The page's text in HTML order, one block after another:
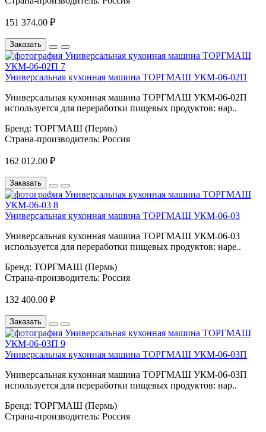
151 374.00 ₽
Заказать
Универсальная кухонная машина ТОРГМАШ УКМ-06-02П
Универсальная кухонная машина ТОРГМАШ УКМ-06-02П
используется для переработки пищевых продуктов: нар..
Бренд: ТОРГМАШ (Пермь)
Страна-производитель: Россия
162 012.00 ₽
Заказать
Универсальная кухонная машина ТОРГМАШ УКМ-06-03
Универсальная кухонная машина ТОРГМАШ УКМ-06-03
используется для переработки пищевых продуктов: наре..
Бренд: ТОРГМАШ (Пермь)
Страна-производитель: Россия
132 400.00 ₽
Заказать
Универсальная кухонная машина ТОРГМАШ УКМ-06-03П
Универсальная кухонная машина ТОРГМАШ УКМ-06-03П
используется для переработки пищевых продуктов: нар..
Бренд: ТОРГМАШ (Пермь)
Страна-производитель: Россия